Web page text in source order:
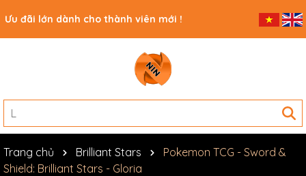
Ưu đãi lớn dành cho thành viên mới !
Trang chủ Brilliant Stars
Pokemon TCG - Sword &
Shield: Brilliant Stars - Gloria